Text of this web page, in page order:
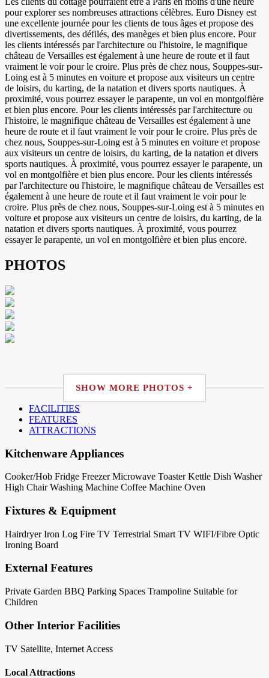
pour explorer ses nombreuses attractions célèbres. Euro Disney est
une excellente journée pour les clients de tous âges et propose des
divertissements, des défilés, des manèges et bien plus encore. Pour
les clients intéressés par l'architecture ou l'histoire, le magnifique
château de Versailles est également à une heure de route et il faut
vraiment le voir pour le croire. Plus près de chez nous, Souppes-sur-
Loing est à 5 minutes en voiture et propose aux visiteurs un centre
de loisirs, du karting, de la natation et divers sports nautiques. À
proximité, vous pourrez essayer le parapente, un vol en montgolfière
et bien plus encore. Pour les clients intéressés par l'architecture ou
l'histoire, le magnifique château de Versailles est également à une
heure de route et il faut vraiment le voir pour le croire. Plus près de
chez nous, Souppes-sur-Loing est à 5 minutes en voiture et propose
aux visiteurs un centre de loisirs, du karting, de la natation et divers
sports nautiques. À proximité, vous pourrez essayer le parapente, un
vol en montgolfière et bien plus encore. Pour les clients intéressés
par l'architecture ou l'histoire, le magnifique château de Versailles est
également à une heure de route et il faut vraiment le voir pour le
croire. Plus près de chez nous, Souppes-sur-Loing est à 5 minutes en
voiture et propose aux visiteurs un centre de loisirs, du karting, de la
natation et divers sports nautiques. À proximité, vous pourrez
essayer le parapente, un vol en montgolfière et bien plus encore.
PHOTOS
SHOW MORE PHOTOS +
FACILITIES
FEATURES
ATTRACTIONS
Kitchenware Appliances
Cooker/Hob Fridge Freezer Microwave Toaster Kettle Dish Washer
High Chair Washing Machine Coffee Machine Oven
Fixtures & Equipment
Hairdryer Iron Log Fire TV Terrestrial Smart TV WIFI/Fibre Optic
Ironing Board
External Features
Private Garden BBQ Parking Spaces Trampoline Suitable for
Children
Other Interior Facilities
TV Satellite, Internet Access
Local Attractions